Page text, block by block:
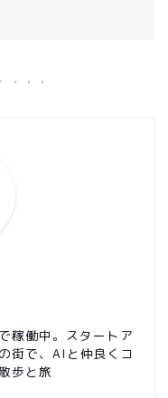
稼働中。スタートア
街で、AIと仲良くコ
歩と旅